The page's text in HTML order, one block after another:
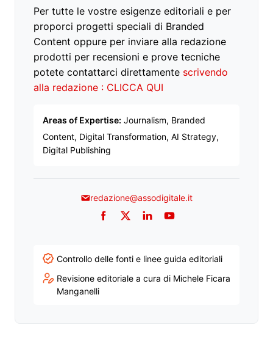
Per tutte le vostre esigenze editoriali e per
proporci progetti speciali di Branded
Content oppure per inviare alla redazione
prodotti per recensioni e prove tecniche
potete contattarci direttamente scrivendo
alla redazione : CLICCA QUI
Areas of Expertise: Journalism, Branded
Content, Digital Transformation, AI Strategy,
Digital Publishing
redazione@assodigitale.it
Facebook
TwitterLinkedInYouTube
Controllo delle fonti e linee guida editoriali
Revisione editoriale a cura di Michele Ficara
Manganelli